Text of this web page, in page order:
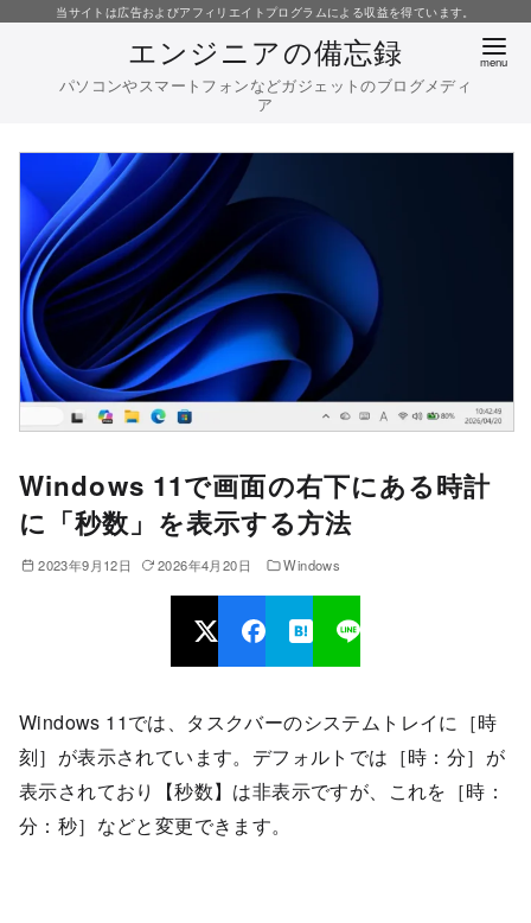
当サイトは広告およびアフィリエイトプログラムによる収益を得ています。
エンジニアの備忘録
パソコンやスマートフォンなどガジェットのブログメディ
ア
Windows 11で画面の右下にある時計
に「秒数」を表示する方法
2023年9月12日 2026年4月20日 Windows
Windows 11では、タスクバーのシステムトレイに［時
刻］が表示されています。デフォルトでは［時：分］が
表示されており【秒数】は非表示ですが、これを［時：
分：秒］などと変更できます。